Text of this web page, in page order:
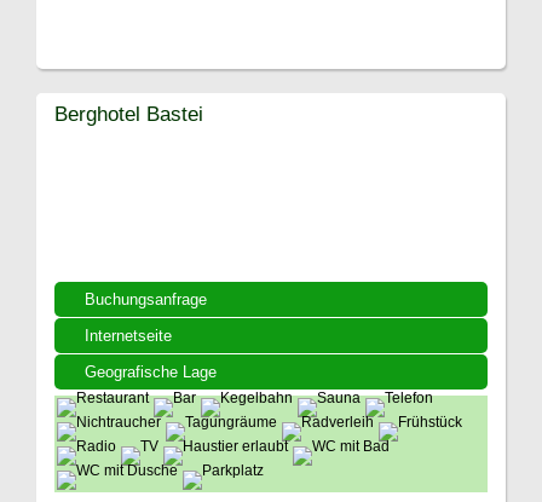
Buchungsanfrage
Internetseite
Geografische Lage
Berghotel Bastei